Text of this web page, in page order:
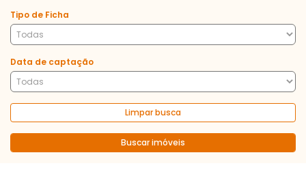
Tipo de Ficha
Data de captação
Limpar busca
Buscar imóveis